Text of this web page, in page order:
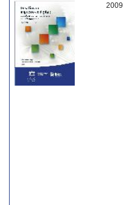
2009